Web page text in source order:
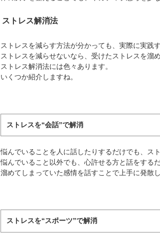
ストレス解消法
ストレスを減らす方法が分かっても、実際に実践
ストレスを減らせないなら、受けたストレスを溜
ストレス解消法には色々あります。
いくつか紹介しますね。
ストレスを“会話”で解消
悩んでいることを人に話したりするだけでも、ス
悩んでいること以外でも、心許せる方と話をする
溜めてしまっていた感情を話すことで上手に発散し
ストレスを“スポーツ”で解消